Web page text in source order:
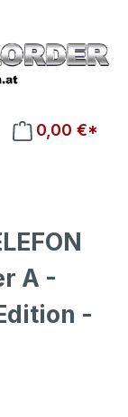
0 Produkte auf
0,00 €*
A -
-